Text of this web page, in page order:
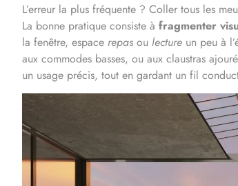
L’erreur la plus fréquente ? Coller tous les
La bonne pratique consiste à fragmenter
la fenêtre, espace repas ou lecture un peu à
aux commodes basses, ou aux claustras
un usage précis, tout en gardant un fil